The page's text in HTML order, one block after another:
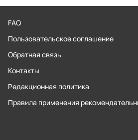
FAQ
Пользовательское соглашение
Обратная связь
Контакты
Редакционная политика
Правила применения